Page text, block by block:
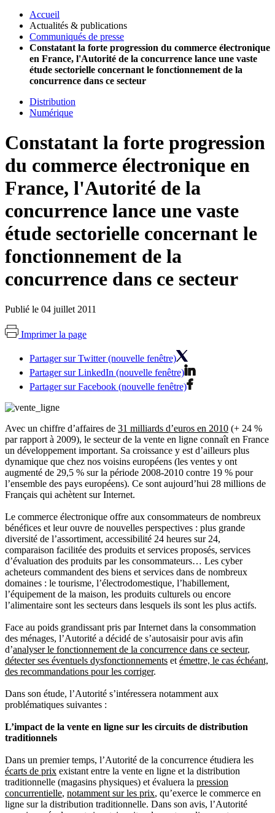
Accueil
Actualités & publications
Communiqués de presse
Constatant la forte progression du commerce électronique
en France, l'Autorité de la concurrence lance une vaste
étude sectorielle concernant le fonctionnement de la
concurrence dans ce secteur
Distribution
Numérique
Constatant la forte progression
du commerce électronique en
France, l'Autorité de la
concurrence lance une vaste
étude sectorielle concernant le
fonctionnement de la
concurrence dans ce secteur
Publié le 04 juillet 2011
Imprimer la page
Partager sur Twitter (nouvelle fenêtre)
Partager sur LinkedIn (nouvelle fenêtre)
Partager sur Facebook (nouvelle fenêtre)
Avec un chiffre d’affaires de 31 milliards d’euros en 2010 (+ 24 %
par rapport à 2009), le secteur de la vente en ligne connaît en France
un développement important. Sa croissance y est d’ailleurs plus
dynamique que chez nos voisins européens (les ventes y ont
augmenté de 29,5 % sur la période 2008-2010 contre 19 % pour
l’ensemble des pays européens). Ce sont aujourd’hui 28 millions de
Français qui achètent sur Internet.
Le commerce électronique offre aux consommateurs de nombreux
bénéfices et leur ouvre de nouvelles perspectives : plus grande
diversité de l’assortiment, accessibilité 24 heures sur 24,
comparaison facilitée des produits et services proposés, services
d’évaluation des produits par les consommateurs… Les cyber
acheteurs commandent des biens et services dans de nombreux
domaines : le tourisme, l’électrodomestique, l’habillement,
l’équipement de la maison, les produits culturels ou encore
l’alimentaire sont les secteurs dans lesquels ils sont les plus actifs.
Face au poids grandissant pris par Internet dans la consommation
des ménages, l’Autorité a décidé de s’autosaisir pour avis afin
d’analyser le fonctionnement de la concurrence dans ce secteur,
détecter ses éventuels dysfonctionnements et émettre, le cas échéant,
des recommandations pour les corriger.
Dans son étude, l’Autorité s’intéressera notamment aux
problématiques suivantes :
L’impact de la vente en ligne sur les circuits de distribution
traditionnels
Dans un premier temps, l’Autorité de la concurrence étudiera les
écarts de prix existant entre la vente en ligne et la distribution
traditionnelle (magasins physiques) et évaluera la pression
concurrentielle, notamment sur les prix, qu’exerce le commerce en
ligne sur la distribution traditionnelle. Dans son avis, l’Autorité